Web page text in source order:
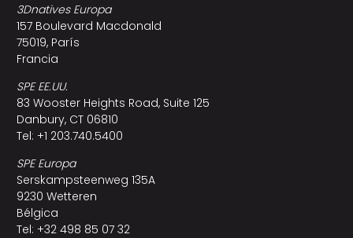
3Dnatives Europa
157 Boulevard Macdonald
75019, París
Francia
SPE EE.UU.
83 Wooster Heights Road, Suite 125
Danbury, CT 06810
Tel: +1 203.740.5400
SPE Europa
Serskampsteenweg 135A
9230 Wetteren
Bélgica
Tel: +32 498 85 07 32